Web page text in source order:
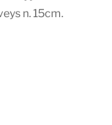
n. 15cm.